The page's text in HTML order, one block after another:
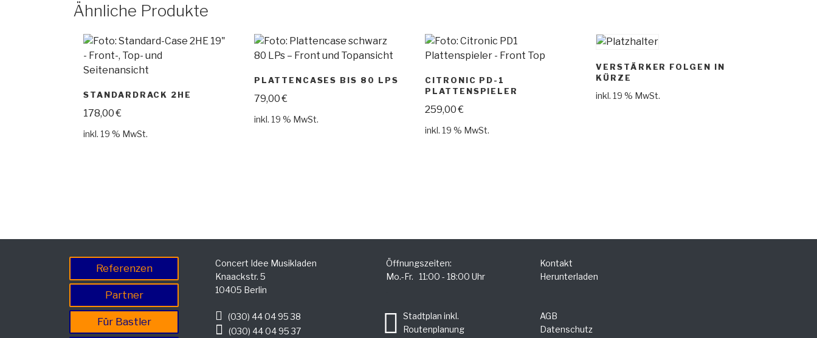
Ähnliche Produkte
STANDARDRACK 2HE
178,00€
inkl. 19 % MwSt.
PLATTENCASES BIS 80 LPS
79,00€
inkl. 19 % MwSt.
CITRONIC PD-1
PLATTENSPIELER
259,00€
inkl. 19 % MwSt.
VERSTÄRKER FOLGEN IN
KÜRZE
inkl. 19 % MwSt.
Referenzen
Partner
Für Bastler
Concert Idee Musikladen
Knaackstr. 5
10405 Berlin
(030) 44 04 95 38
(030) 44 04 95 37
Öffnungszeiten:
Mo.-Fr. 11:00 - 18:00 Uhr
Stadtplan inkl.
Routenplanung
Kontakt
Herunterladen
AGB
Datenschutz